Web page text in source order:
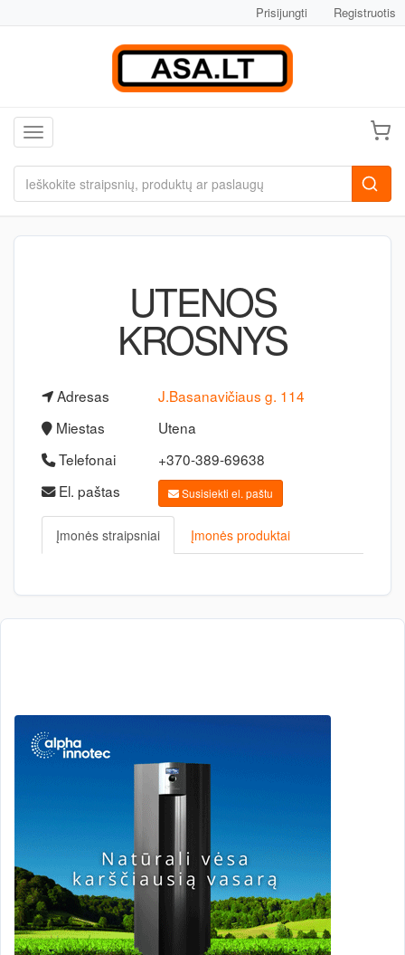
Prisijungti Registruotis
Toggle navigation
UTENOS
KROSNYS
Adresas
J.Basanavičiaus g. 114
Miestas
Utena
Telefonai
+370-389-69638
El. paštas
Susisiekti el. paštu
Įmonės straipsniai Įmonės produktai